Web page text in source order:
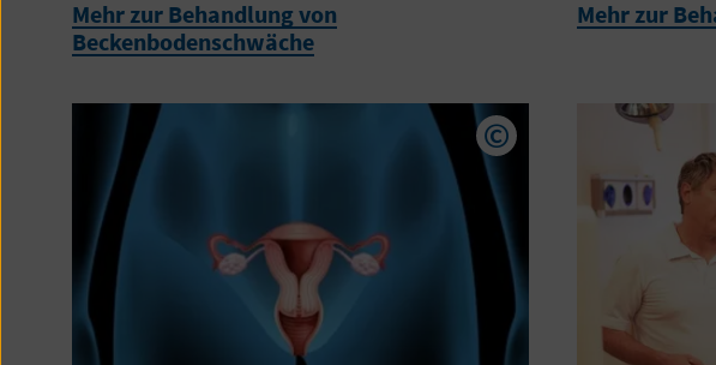
Mehr zur Behandlung von
Beckenbodenschwäche
Mehr zur
Copyright